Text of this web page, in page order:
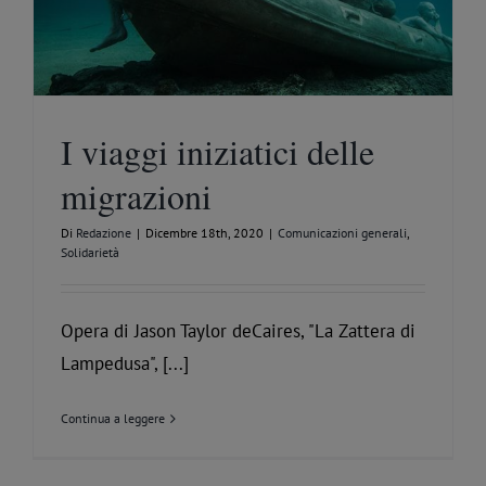
I viaggi iniziatici delle
migrazioni
Di Redazione | Dicembre 18th, 2020 | Comunicazioni generali,
Solidarietà
Opera di Jason Taylor deCaires, "La Zattera di
Lampedusa", [...]
Continua a leggere